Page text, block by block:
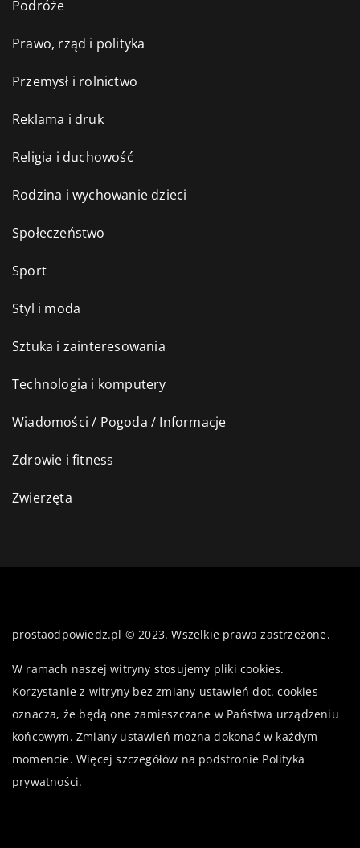
Podróże
Prawo, rząd i polityka
Przemysł i rolnictwo
Reklama i druk
Religia i duchowość
Rodzina i wychowanie dzieci
Społeczeństwo
Sport
Styl i moda
Sztuka i zainteresowania
Technologia i komputery
Wiadomości / Pogoda / Informacje
Zdrowie i fitness
Zwierzęta
prostaodpowiedz.pl © 2023. Wszelkie prawa zastrzeżone.
W ramach naszej witryny stosujemy pliki cookies.
Korzystanie z witryny bez zmiany ustawień dot. cookies
oznacza, że będą one zamieszczane w Państwa urządzeniu
końcowym. Zmiany ustawień można dokonać w każdym
momencie. Więcej szczegółów na podstronie Polityka
prywatności.